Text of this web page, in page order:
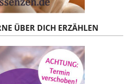
ÜBER DICH ERZÄHLEN